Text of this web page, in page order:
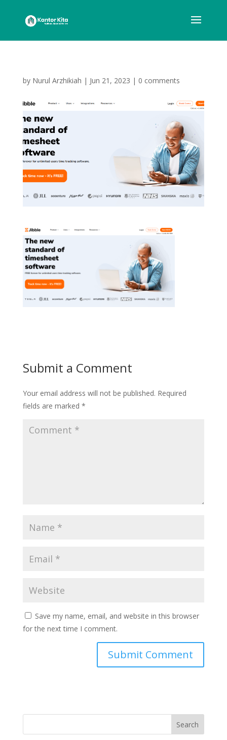
by Nurul Arzhikiah | Jun 21, 2023 | 0 comments
Submit a Comment
Your email address will not be published. Required
fields are marked *
Save my name, email, and website in this browser
for the next time I comment.